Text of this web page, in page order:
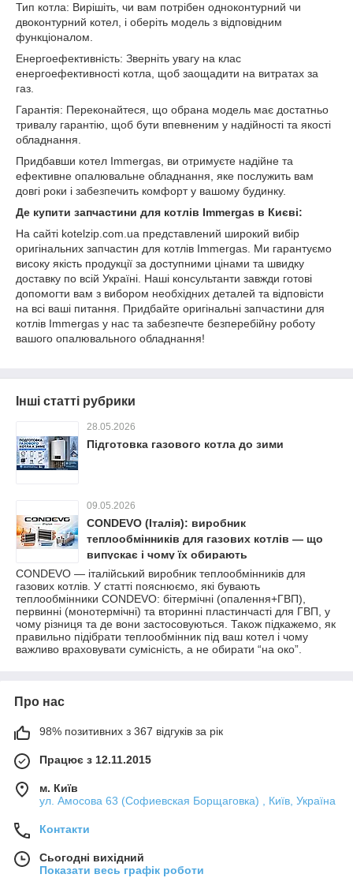
Тип котла: Вирішіть, чи вам потрібен одноконтурний чи
двоконтурний котел, і оберіть модель з відповідним
функціоналом.
Енергоефективність: Зверніть увагу на клас
енергоефективності котла, щоб заощадити на витратах за
газ.
Гарантія: Переконайтеся, що обрана модель має достатньо
тривалу гарантію, щоб бути впевненим у надійності та якості
обладнання.
Придбавши котел Immergas, ви отримуєте надійне та
ефективне опалювальне обладнання, яке послужить вам
довгі роки і забезпечить комфорт у вашому будинку.
Де купити запчастини для котлів Immergas в Києві:
На сайті kotelzip.com.ua представлений широкий вибір
оригінальних запчастин для котлів Immergas. Ми гарантуємо
високу якість продукції за доступними цінами та швидку
доставку по всій Україні. Наші консультанти завжди готові
допомогти вам з вибором необхідних деталей та відповісти
на всі ваші питання. Придбайте оригінальні запчастини для
котлів Immergas у нас та забезпечте безперебійну роботу
вашого опалювального обладнання!
Інші статті рубрики
28.05.2026
Підготовка газового котла до зими
09.05.2026
CONDEVO (Італія): виробник
теплообмінників для газових котлів — що
випускає і чому їх обирають
CONDEVO — італійський виробник теплообмінників для
газових котлів. У статті пояснюємо, які бувають
теплообмінники CONDEVO: бітермічні (опалення+ГВП),
первинні (монотермічні) та вторинні пластинчасті для ГВП, у
чому різниця та де вони застосовуються. Також підкажемо, як
правильно підібрати теплообмінник під ваш котел і чому
важливо враховувати сумісність, а не обирати “на око”.
Про нас
98% позитивних з 367 відгуків за рік
Працює з 12.11.2015
м. Київ
ул. Амосова 63 (Софиевская Борщаговка) , Київ, Україна
Контакти
Сьогодні вихідний
Показати весь графік роботи